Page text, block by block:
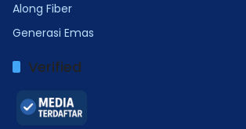
Along Fiber
Generasi Emas
Verified